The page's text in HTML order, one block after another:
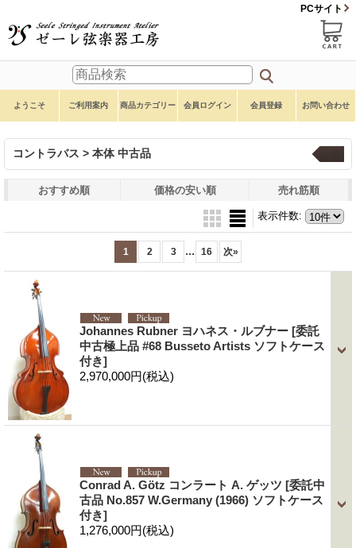
PCサイト
ようこそ ご利用案内 商品カテゴリー 会員ログイン 会員登録 お問い合わせ
コントラバス > 本体 中古品
おすすめ順 価格の安い順 売れ筋順
表示件数:
1 2 3 ... 16 次»
Johannes Rubner ヨハネス・ルブナー [委託
中古極上品 #68 Busseto Artists ソフトケース
付き]
2,970,000円(税込)
Conrad A. Götz コンラート A. ゲッツ [委託中
古品 No.857 W.Germany (1966) ソフトケース
付き]
1,276,000円(税込)